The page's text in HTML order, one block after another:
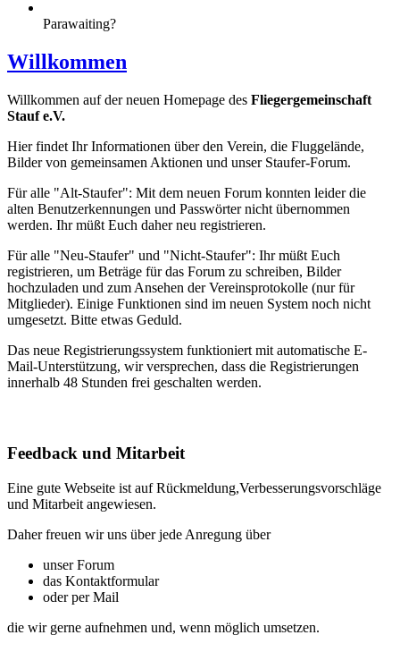
Parawaiting?
Willkommen
Willkommen auf der neuen Homepage des Fliegergemeinschaft
Stauf e.V.
Hier findet Ihr Informationen über den Verein, die Fluggelände,
Bilder von gemeinsamen Aktionen und unser Staufer-Forum.
Für alle "Alt-Staufer": Mit dem neuen Forum konnten leider die
alten Benutzerkennungen und Passwörter nicht übernommen
werden. Ihr müßt Euch daher neu registrieren.
Für alle "Neu-Staufer" und "Nicht-Staufer": Ihr müßt Euch
registrieren, um Beträge für das Forum zu schreiben, Bilder
hochzuladen und zum Ansehen der Vereinsprotokolle (nur für
Mitglieder). Einige Funktionen sind im neuen System noch nicht
umgesetzt. Bitte etwas Geduld.
Das neue Registrierungssystem funktioniert mit automatische E-
Mail-Unterstützung, wir versprechen, dass die Registrierungen
innerhalb 48 Stunden frei geschalten werden.
Feedback und Mitarbeit
Eine gute Webseite ist auf Rückmeldung,Verbesserungsvorschläge
und Mitarbeit angewiesen.
Daher freuen wir uns über jede Anregung über
unser Forum
das Kontaktformular
oder per Mail
die wir gerne aufnehmen und, wenn möglich umsetzen.